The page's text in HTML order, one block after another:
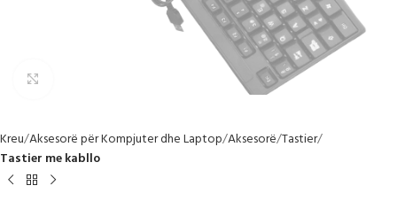
Kreu Aksesorë për Kompjuter dhe Laptop Aksesorë Tastier
Tastier me kabllo